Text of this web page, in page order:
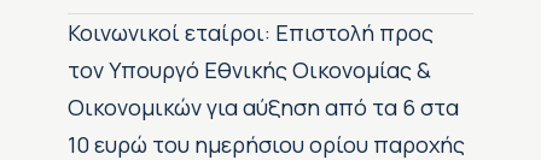
Κοινωνικοί εταίροι: Επιστολή προς
τον Υπουργό Εθνικής Οικονομίας &
Οικονομικών για αύξηση από τα 6 στα
10 ευρώ του ημερήσιου ορίου παροχής